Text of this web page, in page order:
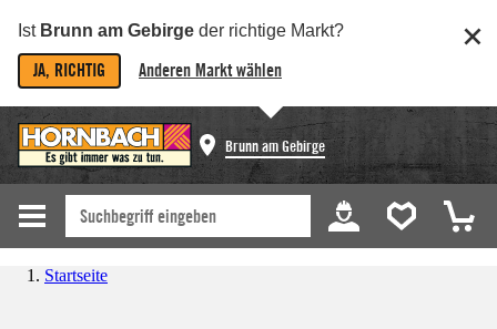
Ist Brunn am Gebirge der richtige Markt?
JA, RICHTIG Anderen Markt wählen
Brunn am Gebirge
Startseite